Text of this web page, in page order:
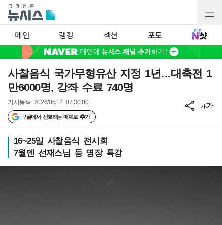
메인 랭킹 섹션 포토
사찰음식 국가무형유산 지정 1년…대축전 1
만6000명, 강좌 수료 740명
기사등록 2026/05/14 07:30:00
구글에서 선호하는 매체로 추가
가가
16~25일 사찰음식 전시회
7월엔 선재스님 등 명장 특강